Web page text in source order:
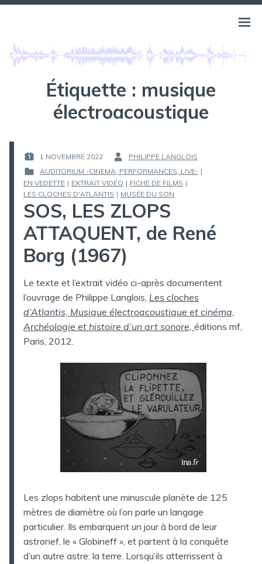
Aller
Ouvrir
menu
Étiquette : musique
électroacoustique
PUBLIÉ
LE :
1 NOVEMBRE 2022
PAR :
PHILIPPE LANGLOIS
PUBLIÉ
DANS
AUDITORIUM -CINEMA, PERFORMANCES, LIVE- |
EN VEDETTE | EXTRAIT VIDÉO | FICHE DE FILMS |
LES CLOCHES D'ATLANTIS | MUSÉE DU SON
SOS, LES ZLOPS
ATTAQUENT, de René
Borg (1967)
Le texte et l’extrait vidéo ci-après documentent
l’ouvrage de Philippe Langlois, Les cloches
d’Atlantis, Musique électroacoustique et cinéma,
Archéologie et histoire d’un art sonore, éditions mf,
Paris, 2012.
Les zlops habitent une minuscule planète de 125
mètres de diamètre où l’on parle un langage
particulier. Ils embarquent un jour à bord de leur
astronef, le « Globineff », et partent à la conquête
d’un autre astre: la terre. Lorsqu’ils atterrissent à